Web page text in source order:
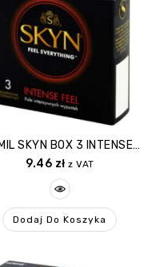
UNIMIL SKYN BOX 3 INTENSE FEEL
9.46 zł z VAT
Dodaj Do Koszyka